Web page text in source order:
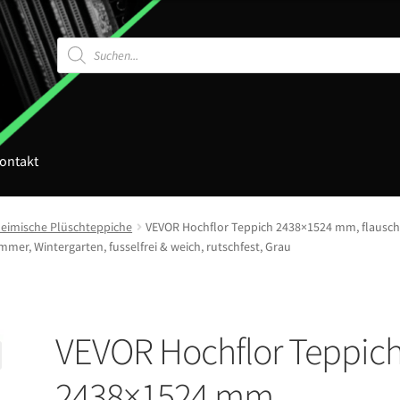
Products
search
Plüschteppiche
VEVOR Hochflor Teppich 2438×1524 mm,
Wintergarten, fusselfrei & weich, rutschfest, Grau
VEVOR Hochflor